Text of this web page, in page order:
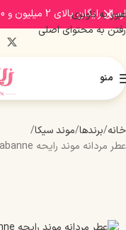
عبور به ناوبری
رفتن به محتوای اصلی
منو
خانه برندها موند سیکا
عطر مردانه موند رایحه Invictus paco rabanne حجم 30 میل
ارسال رایگان بالای 2 میلیون و 500 هزار تومان (تا 5 کیلوگرم)